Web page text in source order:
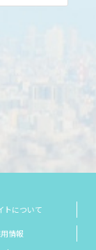
トについて
情報